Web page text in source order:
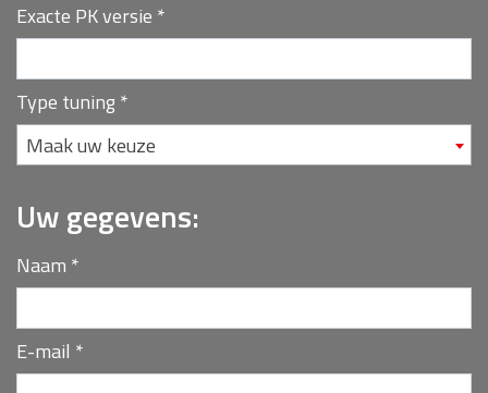
Exacte PK versie *
Type tuning*
Maak uw keuze
Uw gegevens:
Naam *
E-mail *